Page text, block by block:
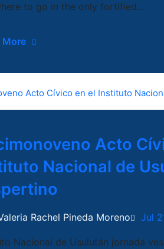
to go in the only fortified…
More
Acto
Nacional de
Rachel Pineda Moreno Jul
Nacional de Usulután jornada